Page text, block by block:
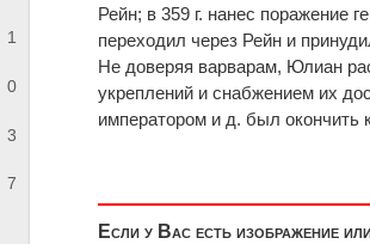
1
0
3
7
Рейн; в 359 г. нанес поражение
переходил через Рейн и
Не доверяя варварам, Юлиан
укреплений и снабжением их
императором и д. был окончить
Если у Вас есть изображение